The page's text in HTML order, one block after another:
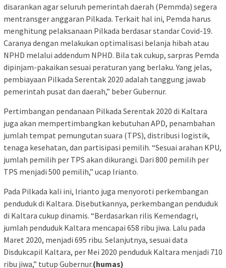
disarankan agar seluruh pemerintah daerah (Pemmda) segera
mentransger anggaran Pilkada. Terkait hal ini, Pemda harus
menghitung pelaksanaan Pilkada berdasar standar Covid-19.
Caranya dengan melakukan optimalisasi belanja hibah atau
NPHD melalui addendum NPHD. Bila tak cukup, sarpras Pemda
dipinjam-pakaikan sesuai peraturan yang berlaku. Yang jelas,
pembiayaan Pilkada Serentak 2020 adalah tanggung jawab
pemerintah pusat dan daerah,” beber Gubernur.
Pertimbangan pendanaan Pilkada Serentak 2020 di Kaltara
juga akan mempertimbangkan kebutuhan APD, penambahan
jumlah tempat pemungutan suara (TPS), distribusi logistik,
tenaga kesehatan, dan partisipasi pemilih. “Sesuai arahan KPU,
jumlah pemilih per TPS akan dikurangi. Dari 800 pemilih per
TPS menjadi 500 pemilih,” ucap Irianto.
Pada Pilkada kali ini, Irianto juga menyoroti perkembangan
penduduk di Kaltara. Disebutkannya, perkembangan penduduk
di Kaltara cukup dinamis. “Berdasarkan rilis Kemendagri,
jumlah penduduk Kaltara mencapai 658 ribu jiwa. Lalu pada
Maret 2020, menjadi 695 ribu. Selanjutnya, sesuai data
Disdukcapil Kaltara, per Mei 2020 penduduk Kaltara menjadi 710
ribu jiwa,” tutup Gubernur.(humas)